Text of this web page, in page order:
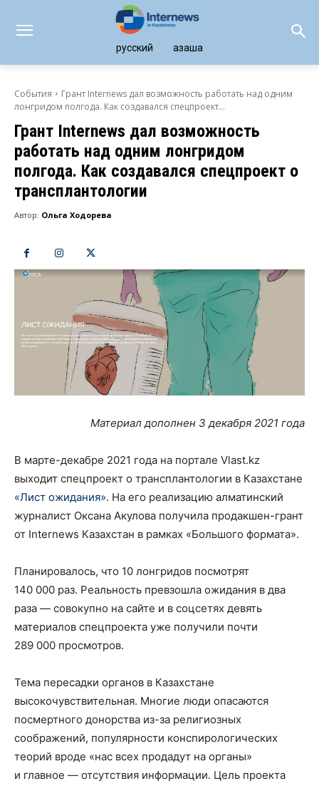
русский қазақша
События
Грант Internews дал возможность работать над одним
лонгридом полгода. Как создавался спецпроект...
Грант Internews дал возможность
работать над одним лонгридом
полгода. Как создавался спецпроект о
трансплантологии
Автор: Ольга Ходорева
Материал дополнен 3 декабря 2021 года
В марте-декабре 2021 года на портале Vlast.kz
выходит спецпроект о трансплантологии в Казахстане
«Лист ожидания». На его реализацию алматинский
журналист Оксана Акулова получила продакшен-грант
от Internews Казахстан в рамках «Большого формата».
Планировалось, что 10 лонгридов посмотрят
140 000 раз. Реальность превзошла ожидания в два
раза — совокупно на сайте и в соцсетях девять
материалов спецпроекта уже получили почти
289 000 просмотров.
Тема пересадки органов в Казахстане
высокочувствительная. Многие люди опасаются
посмертного донорства из-за религиозных
соображений, популярности конспирологических
теорий вроде «нас всех продадут на органы»
и главное — отсутствия информации. Цель проекта